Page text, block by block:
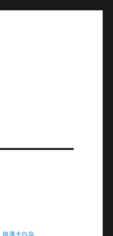
路遇大白鸟